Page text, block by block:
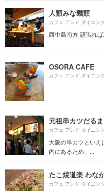
人類みな麺類
カフェ アンド ダイニン
西中島南方 頑張れ
OSORA CAFE
カフェ アンド ダイニン
元祖串カツだる
カフェ アンド ダイニン
大阪の串カツとい
内にあるため、...
たこ焼道楽 わな
カフェ アンド ダイニン